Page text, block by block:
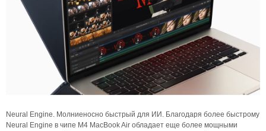
Neural Engine. Молниеносно быстрый для ИИ. Благодаря более быстрому
Neural Engine в чипе M4 MacBook Air обладает еще более мощными